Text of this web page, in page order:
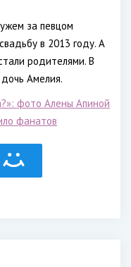
за певцом
в 2013 году. А
родителями. В
Амелия.
фото Алены Апиной
фанатов